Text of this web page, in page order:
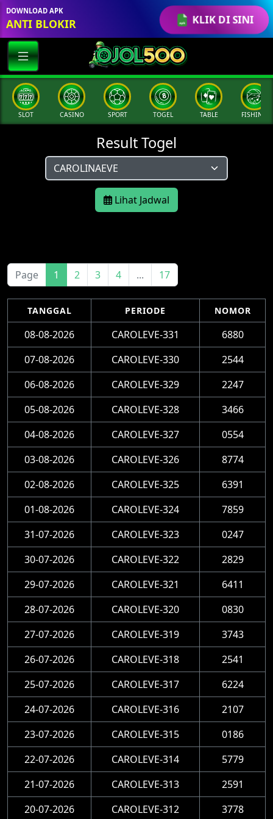
KLIK DI SINI
DOWNLOAD APK
ANTI BLOKIR
SLOT CASINO SPORT TOGEL TABLE FISHING
Result Togel
Lihat Jadwal
Page 1 2 3 4 ... 17
TANGGAL PERIODE NOMOR
08-08-2026 CAROLEVE-331
6880
07-08-2026
CAROLEVE-330
2544
06-08-2026
CAROLEVE-329
2247
05-08-2026
CAROLEVE-328
3466
04-08-2026
CAROLEVE-327
0554
03-08-2026
CAROLEVE-326
8774
02-08-2026
CAROLEVE-325
6391
01-08-2026
CAROLEVE-324
7859
31-07-2026
CAROLEVE-323
0247
30-07-2026
CAROLEVE-322
2829
29-07-2026
CAROLEVE-321
6411
28-07-2026
CAROLEVE-320
0830
27-07-2026
CAROLEVE-319
3743
26-07-2026
CAROLEVE-318
2541
25-07-2026
CAROLEVE-317
6224
24-07-2026
CAROLEVE-316
2107
23-07-2026
CAROLEVE-315
0186
22-07-2026
CAROLEVE-314
5779
21-07-2026
CAROLEVE-313
2591
20-07-2026
CAROLEVE-312 3778